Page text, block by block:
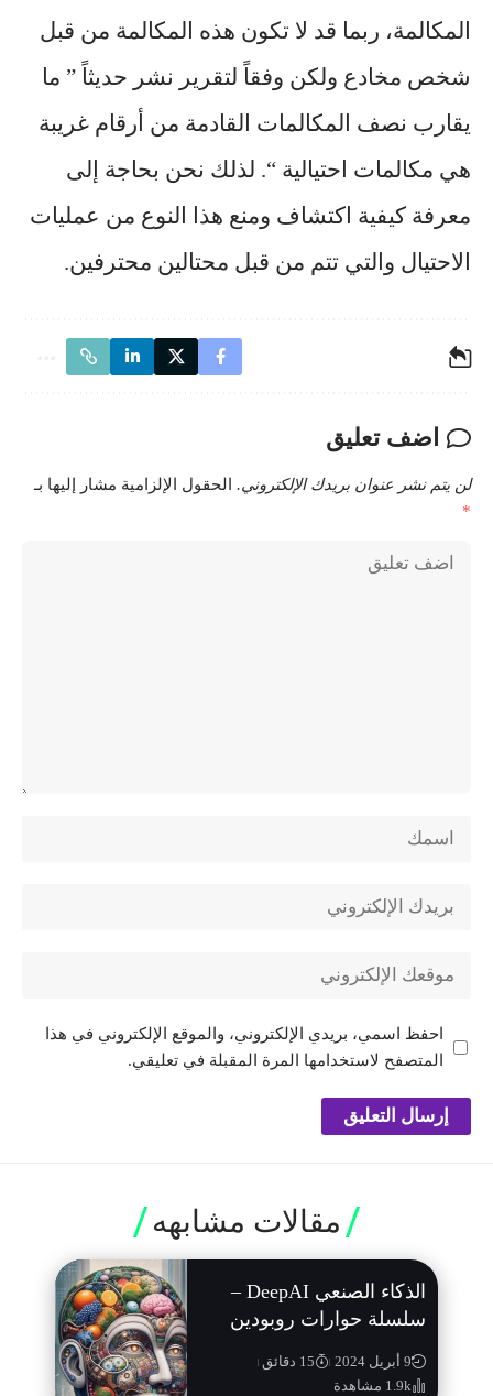
المكالمة، ربما قد لا تكون هذه المكالمة من قبل
شخص مخادع ولكن وفقاً لتقرير نشر حديثاً ” ما
يقارب نصف المكالمات القادمة من أرقام غريبة
هي مكالمات احتيالية “. لذلك نحن بحاجة إلى
معرفة كيفية اكتشاف ومنع هذا النوع من عمليات
الاحتيال والتي تتم من قبل محتالين محترفين.
اضف تعليق
لن يتم نشر عنوان بريدك الإلكتروني. الحقول الإلزامية مشار إليها بـ
*
احفظ اسمي، بريدي الإلكتروني، والموقع الإلكتروني في هذا
المتصفح لاستخدامها المرة المقبلة في تعليقي.
مقالات مشابهه
الذكاء الصنعي DeepAI –
سلسلة حوارات روبودين
9 أبريل 2024
15 دقائق
1.9k مشاهدة